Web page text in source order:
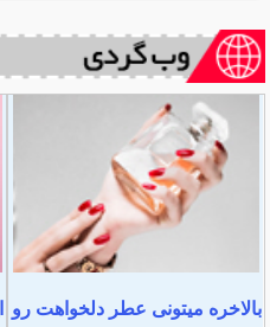
بالاخره میتونی عطر دلخواهت رو